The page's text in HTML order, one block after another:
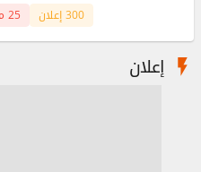
300 إعلان 25 مشترك
إعلان